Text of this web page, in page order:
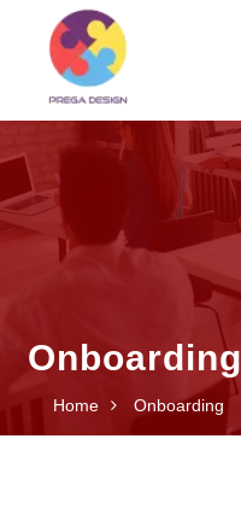
Onboarding
Home Onboarding